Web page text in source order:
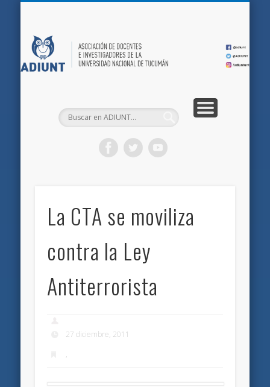
La CTA se moviliza
contra la Ley
Antiterrorista
27 diciembre, 2011
,